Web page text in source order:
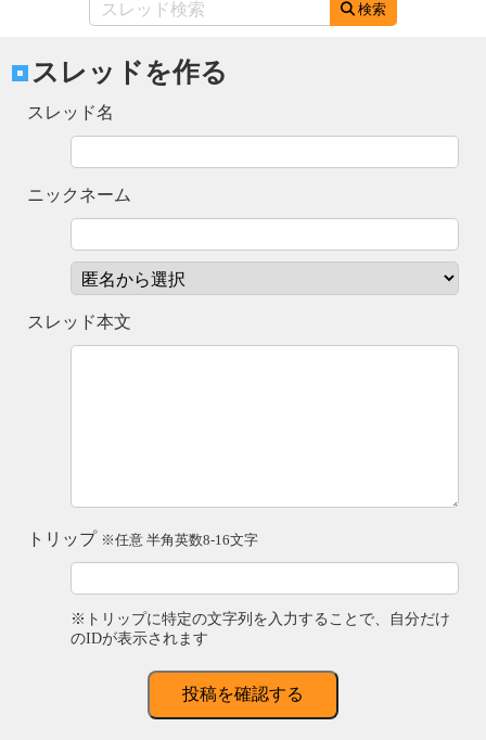
検索
スレッドを作る
スレッド名
ニックネーム
スレッド本文
トリップ ※任意 半角英数8-16文字
※トリップに特定の文字列を入力することで、自分だけ
のIDが表示されます
投稿を確認する